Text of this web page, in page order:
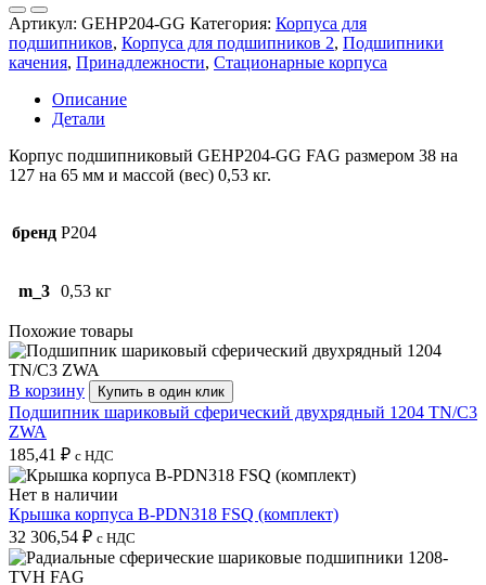
Артикул: GEHP204-GG Категория: Корпуса для
подшипников, Корпуса для подшипников 2, Подшипники
качения, Принадлежности, Стационарные корпуса
Описание
Детали
Корпус подшипниковый GEHP204-GG FAG размером 38 на
127 на 65 мм и массой (вес) 0,53 кг.
бренд P204
m_3 0,53 кг
Похожие товары
В корзину Купить в один клик
Подшипник шариковый сферический двухрядный 1204 TN/C3
ZWA
185,41 ₽ с НДС
Нет в наличии
Крышка корпуса B-PDN318 FSQ (комплект)
32 306,54 ₽ с НДС